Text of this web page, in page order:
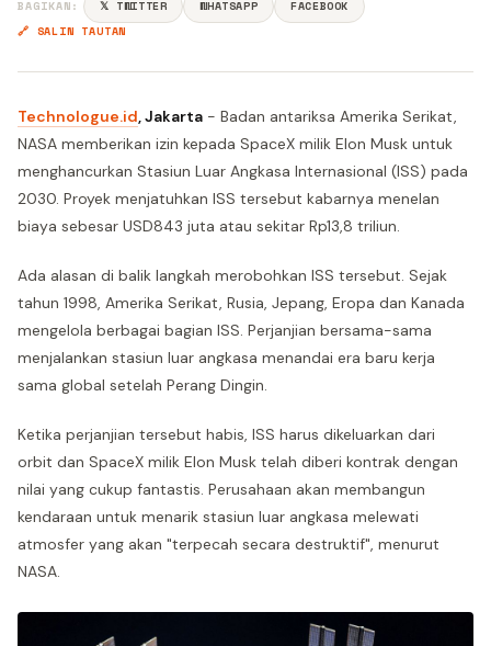
BAGIKAN: 𝕏 TWITTER WHATSAPP
FACEBOOK
🔗 SALIN TAUTAN
Technologue.id, Jakarta - Badan antariksa Amerika Serikat,
NASA memberikan izin kepada SpaceX milik Elon Musk untuk
menghancurkan Stasiun Luar Angkasa Internasional (ISS) pada
2030. Proyek menjatuhkan ISS tersebut kabarnya menelan
biaya sebesar USD843 juta atau sekitar Rp13,8 triliun.
Ada alasan di balik langkah merobohkan ISS tersebut. Sejak
tahun 1998, Amerika Serikat, Rusia, Jepang, Eropa dan Kanada
mengelola berbagai bagian ISS. Perjanjian bersama-sama
menjalankan stasiun luar angkasa menandai era baru kerja
sama global setelah Perang Dingin.
Ketika perjanjian tersebut habis, ISS harus dikeluarkan dari
orbit dan SpaceX milik Elon Musk telah diberi kontrak dengan
nilai yang cukup fantastis. Perusahaan akan membangun
kendaraan untuk menarik stasiun luar angkasa melewati
atmosfer yang akan "terpecah secara destruktif", menurut
NASA.